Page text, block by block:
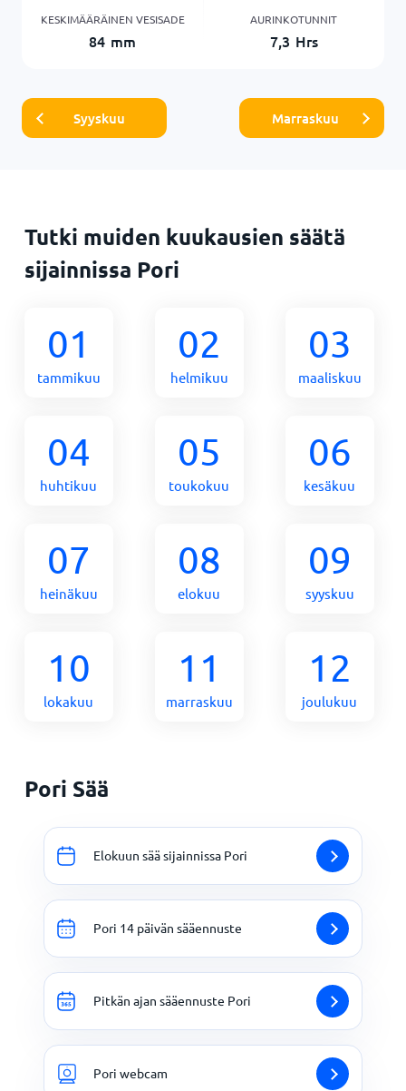
KESKIMÄÄRÄINEN VESISADE
84 mm
AURINKOTUNNIT
7,3 Hrs
Syyskuu Marraskuu
Tutki muiden kuukausien säätä
sijainnissa Pori
01
tammikuu
02
helmikuu
03
maaliskuu
04
huhtikuu
05
toukokuu
06
kesäkuu
07
heinäkuu
08
elokuu
09
syyskuu
10
lokakuu
11
marraskuu
12
joulukuu
Pori Sää
Elokuun sää sijainnissa Pori
Pori 14 päivän sääennuste
Pitkän ajan sääennuste Pori
Pori webcam